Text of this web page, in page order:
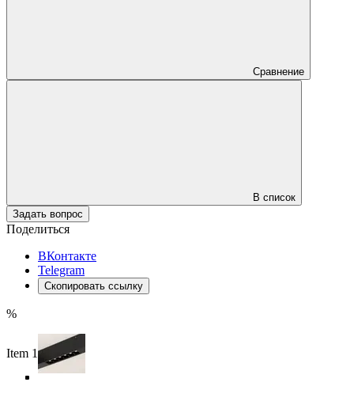
Сравнение
В список
Задать вопрос
Поделиться
ВКонтакте
Telegram
Скопировать ссылку
%
Item 1 of 5